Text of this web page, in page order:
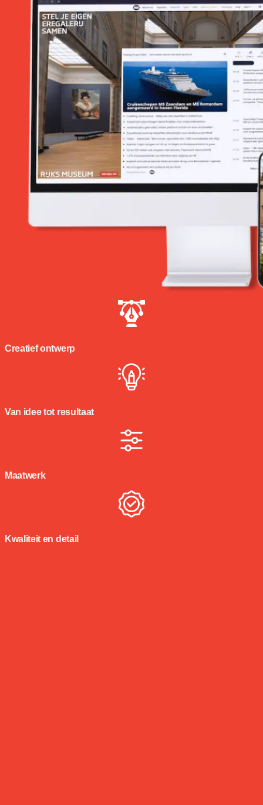
Creatief ontwerp
Van idee tot resultaat
Maatwerk
Kwaliteit en detail